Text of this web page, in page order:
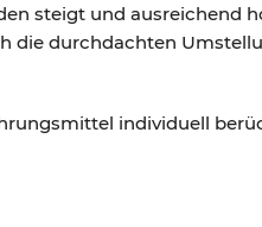
steigt und ausreichend
die durchdachten
individuell